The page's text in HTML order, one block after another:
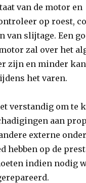
van de motor en
op roest,
van slijtage. Een
zal over het
zijn en minder
het varen.
verstandig om te
aan
externe
hebben op de
indien nodig